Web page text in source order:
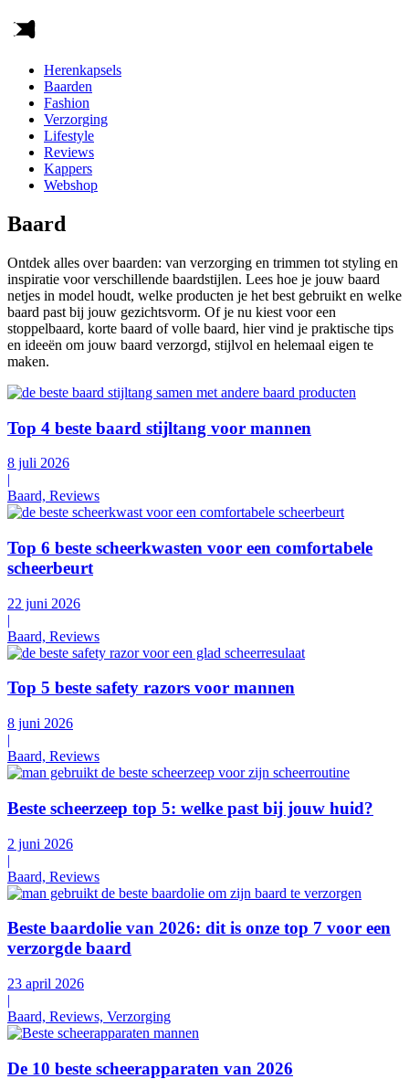
Herenkapsels
Baarden
Fashion
Verzorging
Lifestyle
Reviews
Kappers
Webshop
Baard
Ontdek alles over baarden: van verzorging en trimmen tot styling en
inspiratie voor verschillende baardstijlen. Lees hoe je jouw baard
netjes in model houdt, welke producten je het best gebruikt en welke
baard past bij jouw gezichtsvorm. Of je nu kiest voor een
stoppelbaard, korte baard of volle baard, hier vind je praktische tips
en ideeën om jouw baard verzorgd, stijlvol en helemaal eigen te
maken.
Top 4 beste baard stijltang voor mannen
8 juli 2026
|
Baard, Reviews
Top 6 beste scheerkwasten voor een comfortabele
scheerbeurt
22 juni 2026
|
Baard, Reviews
Top 5 beste safety razors voor mannen
8 juni 2026
|
Baard, Reviews
Beste scheerzeep top 5: welke past bij jouw huid?
2 juni 2026
|
Baard, Reviews
Beste baardolie van 2026: dit is onze top 7 voor een
verzorgde baard
23 april 2026
|
Baard, Reviews, Verzorging
De 10 beste scheerapparaten van 2026